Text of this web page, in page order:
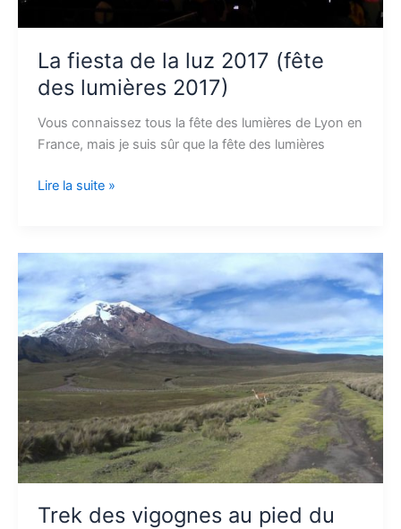
La fiesta de la luz 2017 (fête
des lumières 2017)
Vous connaissez tous la fête des lumières de Lyon en
France, mais je suis sûr que la fête des lumières
Lire la suite »
Trek des vigognes au pied du
des
vigognes
au
pied
Chimborazo